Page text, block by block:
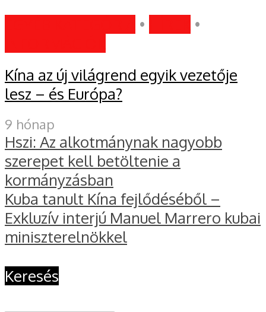
•
•
Kína az új világrend egyik vezetője
lesz – és Európa?
9 hónap
Hszi: Az alkotmánynak nagyobb
szerepet kell betöltenie a
kormányzásban
Kuba tanult Kína fejlődéséből –
Exkluzív interjú Manuel Marrero kubai
miniszterelnökkel
Keresés